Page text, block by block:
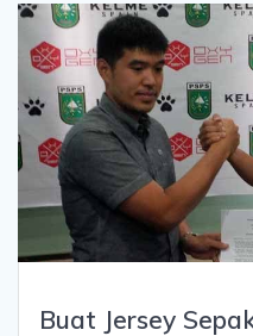
Buat Jersey